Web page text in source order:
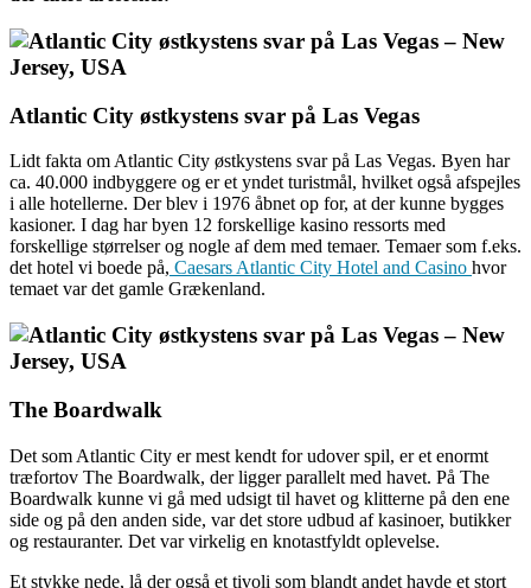
Atlantic City østkystens svar på Las Vegas
Lidt fakta om Atlantic City østkystens svar på Las Vegas. Byen har
ca. 40.000 indbyggere og er et yndet turistmål, hvilket også afspejles
i alle hotellerne. Der blev i 1976 åbnet op for, at der kunne bygges
kasioner. I dag har byen 12 forskellige kasino ressorts med
forskellige størrelser og nogle af dem med temaer. Temaer som f.eks.
det hotel vi boede på, Caesars Atlantic City Hotel and Casino hvor
temaet var det gamle Grækenland.
The Boardwalk
Det som Atlantic City er mest kendt for udover spil, er et enormt
træfortov The Boardwalk, der ligger parallelt med havet. På The
Boardwalk kunne vi gå med udsigt til havet og klitterne på den ene
side og på den anden side, var det store udbud af kasinoer, butikker
og restauranter. Det var virkelig en knotastfyldt oplevelse.
Et stykke nede, lå der også et tivoli som blandt andet havde et stort